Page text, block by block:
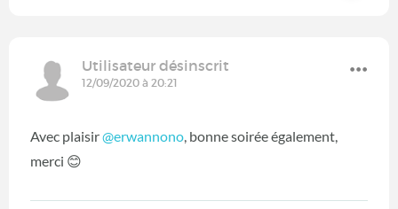
Utilisateur désinscrit
12/09/2020 à 20:21
Avec plaisir@erwannono‍, bonne soirée également,
merci 😊